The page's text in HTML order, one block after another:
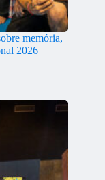
memória,
2026